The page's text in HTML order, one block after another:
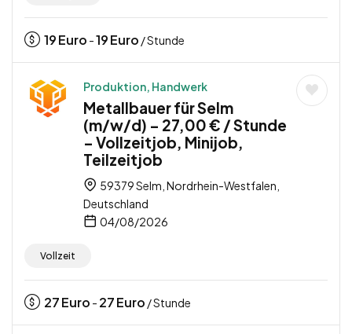
19Euro -19Euro / Stunde
Produktion, Handwerk
Metallbauer für Selm
(m/w/d) – 27,00 € / Stunde
– Vollzeitjob, Minijob,
Teilzeitjob
59379 Selm, Nordrhein-Westfalen,
Deutschland
04/08/2026
Vollzeit
27Euro - 27Euro / Stunde